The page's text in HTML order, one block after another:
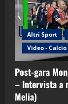
Altri Sport
Video - Calcio
Post-gara
– Intervista a
Melia)